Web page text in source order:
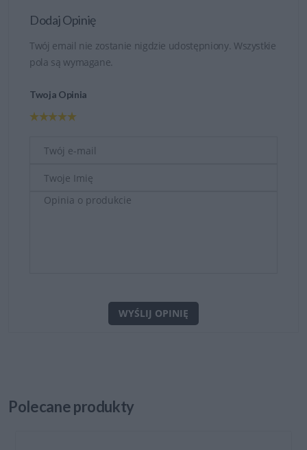
Dodaj Opinię
Twój email nie zostanie nigdzie udostępniony. Wszystkie
pola są wymagane.
Twoja Opinia
WYŚLIJ OPINIĘ
Polecaneprodukty